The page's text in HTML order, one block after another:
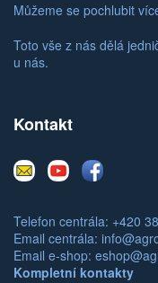
Můžeme se pochlubit
Toto vše z nás dělá
u nás.
Kontakt
E-
mail
YoutubeFacebook
Telefon centrála: +420
Email centrála:
Email e-shop:
Kompletní kontakty